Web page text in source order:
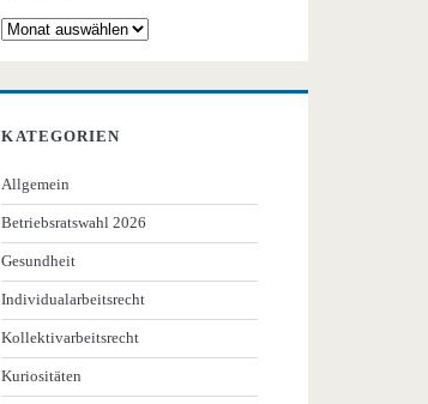
Archiv
KATEGORIEN
Allgemein
Betriebsratswahl 2026
Gesundheit
Individualarbeitsrecht
Kollektivarbeitsrecht
Kuriositäten